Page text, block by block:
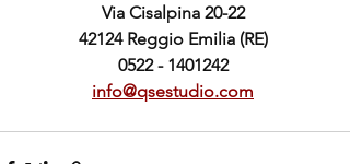
Via Cisalpina 20-22
42124 Reggio Emilia (RE)
0522 - 1401242
info@qsestudio.com